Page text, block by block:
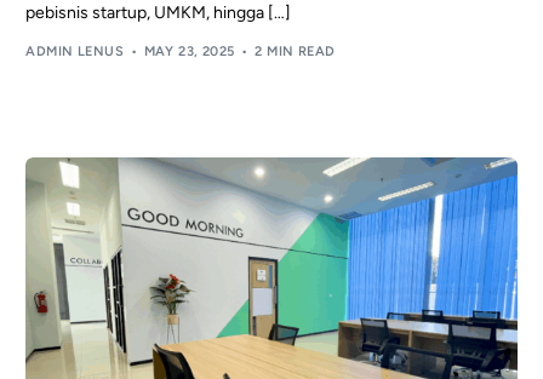
pebisnis startup, UMKM, hingga […]
ADMIN LENUS MAY 23, 2025 2 MIN READ